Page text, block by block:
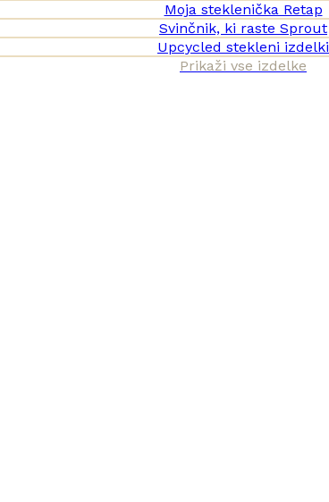
Moja steklenička Retap
Svinčnik, ki raste Sprout
Upcycled stekleni izdelki
Prikaži vse izdelke